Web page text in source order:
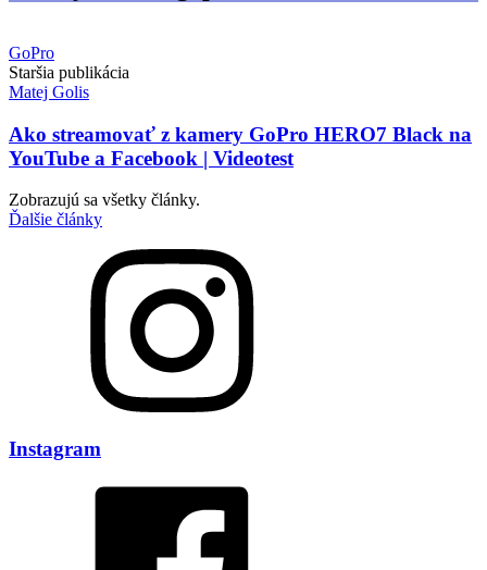
GoPro
Staršia publikácia
Matej Golis
Ako streamovať z kamery GoPro HERO7 Black na
YouTube a Facebook | Videotest
Zobrazujú sa všetky články.
Ďalšie články
Instagram